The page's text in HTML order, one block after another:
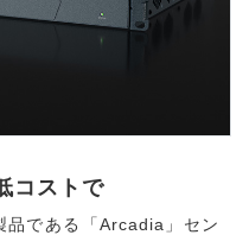
コストで
である「Arcadia」セン